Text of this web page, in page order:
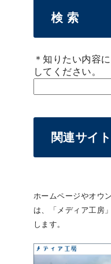
検 索
＊知りたい内容
してください。
関連サイト
ホームページやオウ
は、「メディア工房
します。